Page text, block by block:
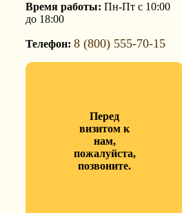
Время работы: Пн-Пт с 10:00
до 18:00
Телефон: 8 (800) 555-70-15
Перед
визитом к
нам,
пожалуйста,
позвоните.